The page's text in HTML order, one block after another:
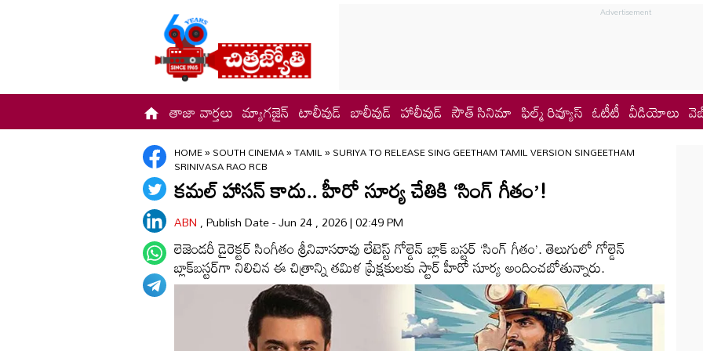
తాజా వార్తలు మ్యాగజైన్ టాలీవుడ్ బాలీవుడ్ హాలీవుడ్ సౌత్ సినిమా ఫిల్మ్ రివ్యూస్ ఓటీటీ వీడియోలు
HOME»SOUTH CINEMA»TAMIL»SURIYA TO RELEASE SING GEETHAM TAMIL VERSION SINGEETHAM
SRINIVASA RAO RCB
కమల్ హాసన్ కాదు.. హీరో సూర్య చేతికి ‘సింగ్ గీతం’!
ABN, Publish Date - Jun 24 , 2026 | 02:49 PM
లెజెండరీ డైరెక్టర్ సింగీతం శ్రీనివాసరావు లేటెస్ట్ గోల్డెన్ బ్లాక్ బస్టర్ ‘సింగ్ గీతం’. తెలుగులో గోల్డెన్
బ్లాక్‌బస్టర్‌గా నిలిచిన ఈ చిత్రాన్ని తమిళ ప్రేక్షకులకు స్టార్ హీరో సూర్య అందించబోతున్నారు.